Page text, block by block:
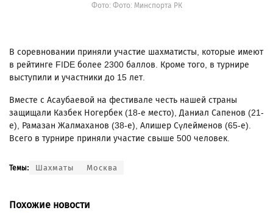
Фото: Фото: Минспорта РК
В соревновании приняли участие шахматисты, которые имеют
в рейтинге FIDE более 2300 баллов. Кроме того, в турнире
выступили и участники до 15 лет.
Вместе с Асаубаевой на фестивале честь нашей страны
защищали Казбек Ногербек (18-е место), Даниал Сапенов (21-
е), Рамазан Жалмаханов (38-е), Алишер Сүлейменов (65-е).
Всего в турнире приняли участие свыше 500 человек.
Темы: Шахматы Москва
Похожие новости